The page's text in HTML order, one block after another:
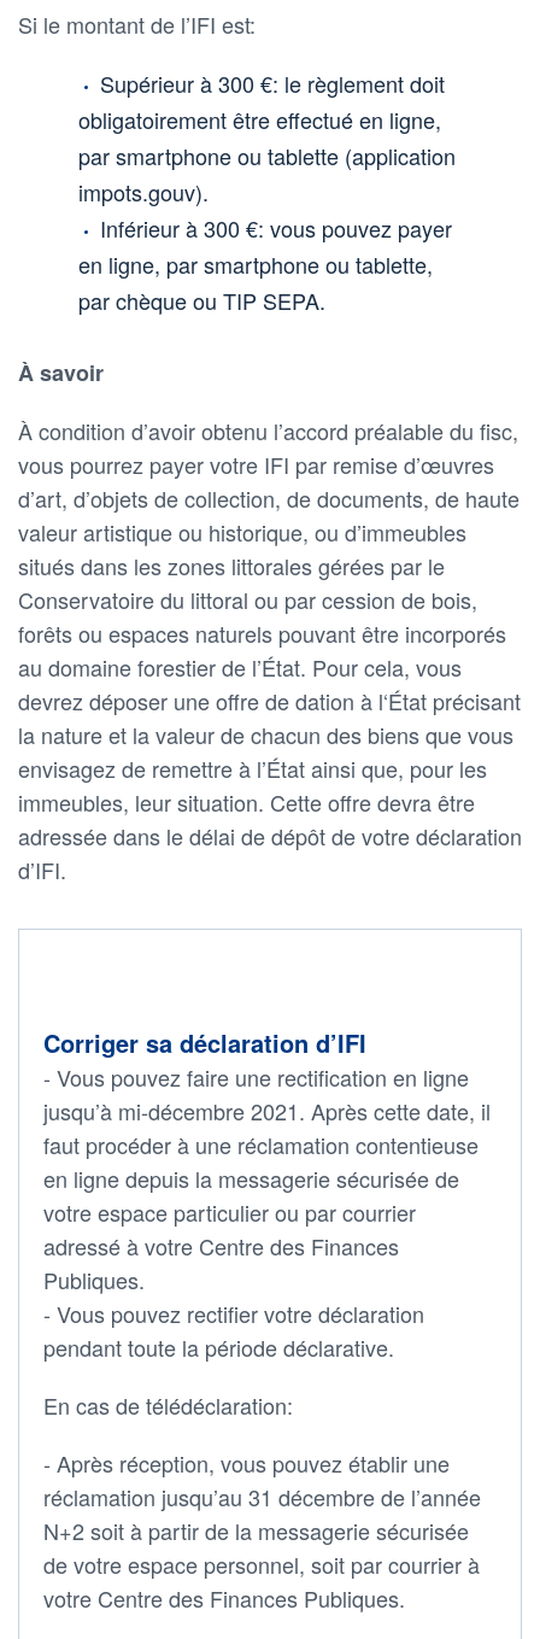
Si le montant de l’IFI est:
Supérieur à 300 €: le règlement doit
obligatoirement être effectué en ligne,
par smartphone ou tablette (application
impots.gouv).
Inférieur à 300 €: vous pouvez payer
en ligne, par smartphone ou tablette,
par chèque ou TIP SEPA.
À savoir
À condition d’avoir obtenu l’accord préalable du fisc,
vous pourrez payer votre IFI par remise d’œuvres
d’art, d’objets de collection, de documents, de haute
valeur artistique ou historique, ou d’immeubles
situés dans les zones littorales gérées par le
Conservatoire du littoral ou par cession de bois,
forêts ou espaces naturels pouvant être incorporés
au domaine forestier de l’État. Pour cela, vous
devrez déposer une offre de dation à l‘État précisant
la nature et la valeur de chacun des biens que vous
envisagez de remettre à l’État ainsi que, pour les
immeubles, leur situation. Cette offre devra être
adressée dans le délai de dépôt de votre déclaration
d’IFI.
Corriger sa déclaration d’IFI
- Vous pouvez faire une rectification en ligne
jusqu’à mi-décembre 2021. Après cette date, il
faut procéder à une réclamation contentieuse
en ligne depuis la messagerie sécurisée de
votre espace particulier ou par courrier
adressé à votre Centre des Finances
Publiques.
- Vous pouvez rectifier votre déclaration
pendant toute la période déclarative.
En cas de télédéclaration:
- Après réception, vous pouvez établir une
réclamation jusqu’au 31 décembre de l’année
N+2 soit à partir de la messagerie sécurisée
de votre espace personnel, soit par courrier à
votre Centre des Finances Publiques.